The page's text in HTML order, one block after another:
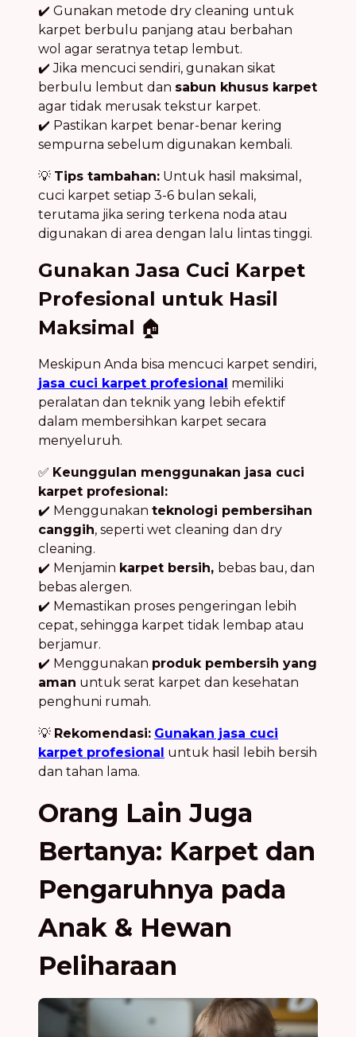
✔️ Gunakan metode dry cleaning untuk
karpet berbulu panjang atau berbahan
wol agar seratnya tetap lembut.
✔️ Jika mencuci sendiri, gunakan sikat
berbulu lembut dan sabun khusus karpet
agar tidak merusak tekstur karpet.
✔️ Pastikan karpet benar-benar kering
sempurna sebelum digunakan kembali.
💡 Tips tambahan: Untuk hasil maksimal,
cuci karpet setiap 3-6 bulan sekali,
terutama jika sering terkena noda atau
digunakan di area dengan lalu lintas tinggi.
Gunakan Jasa Cuci Karpet
Profesional untuk Hasil
Maksimal 🏠
Meskipun Anda bisa mencuci karpet sendiri,
jasa cuci karpet profesional memiliki
peralatan dan teknik yang lebih efektif
dalam membersihkan karpet secara
menyeluruh.
✅ Keunggulan menggunakan jasa cuci
karpet profesional:
✔️ Menggunakan teknologi pembersihan
canggih, seperti wet cleaning dan dry
cleaning.
✔️ Menjamin karpet bersih, bebas bau, dan
bebas alergen.
✔️ Memastikan proses pengeringan lebih
cepat, sehingga karpet tidak lembap atau
berjamur.
✔️ Menggunakan produk pembersih yang
aman untuk serat karpet dan kesehatan
penghuni rumah.
💡 Rekomendasi: Gunakan jasa cuci
karpet profesional untuk hasil lebih bersih
dan tahan lama.
Orang Lain Juga
Bertanya: Karpet dan
Pengaruhnya pada
Anak & Hewan
Peliharaan